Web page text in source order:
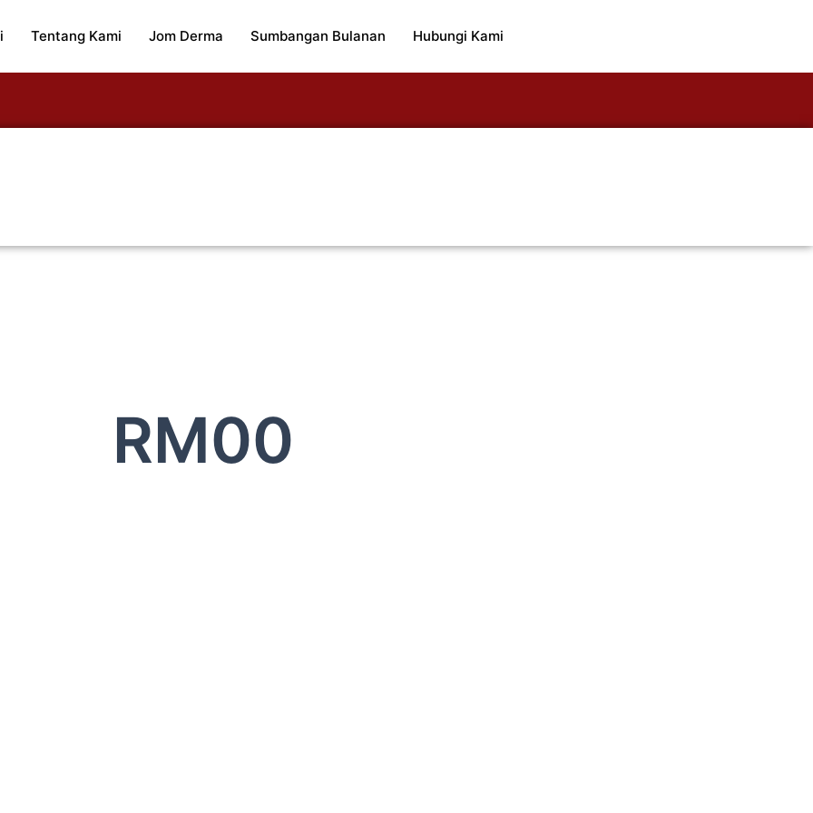
Tentang Kami Jom Derma Sumbangan Bulanan Hubungi Kami
RM00